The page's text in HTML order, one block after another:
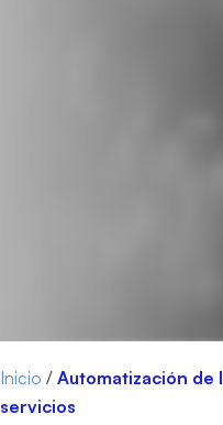
Inicio / Automatización de
servicios